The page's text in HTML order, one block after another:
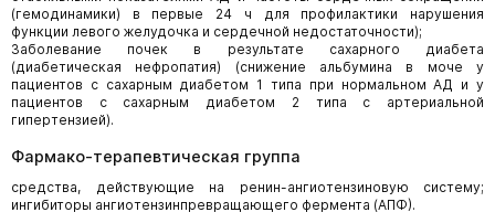
(гемодинамики) в первые 24 ч для профилактики нарушения
функции левого желудочка и сердечной недостаточности);
Заболевание почек в результате сахарного диабета
(диабетическая нефропатия) (снижение альбумина в моче у
пациентов с сахарным диабетом 1 типа при нормальном АД и у
пациентов с сахарным диабетом 2 типа с артериальной
гипертензией).
Фармако-терапевтическая группа
средства, действующие на ренин-ангиотензиновую систему;
ингибиторы ангиотензинпревращающего фермента (АПФ).